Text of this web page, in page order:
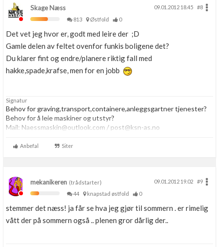
Skage Næss 09.01.2012 18.45
#8
813
Østfold 0
Det vet jeg hvor er, godt med leire der ;D
Gamle delen av feltet ovenfor funkis boligene det?
Du klarer fint og endre/planere riktig fall med
hakke,spade,krafse, men for en jobb
Signatur
Behov for graving,transport,containere,anleggsgartner tjenester?
Behov for å leie maskiner og utstyr?
Mail: Naessmaskin@outlook.com / post@ksn-as.no
Tlf:48018107 | PM
Anbefal Siter
mekanikeren (trådstarter) 09.01.2012 19.02
#9
44
knapstad østfold 0
stemmer det næss! ja får se hva jeg gjør til sommern . er rimelig
vått der på sommern også .. plenen gror dårlig der..